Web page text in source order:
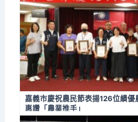
嘉義市慶祝農民節表揚126位績
惠讚「農業推手」